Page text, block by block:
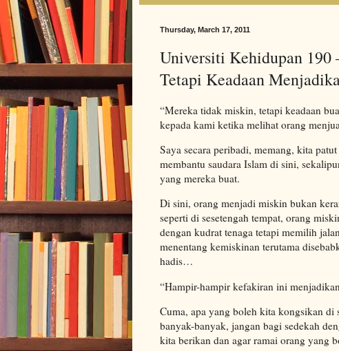
Thursday, March 17, 2011
Universiti Kehidupan
Tetapi Keadaan
“Mereka tidak miskin, tetapi keadaan
kepada kami ketika melihat orang
Saya secara peribadi, memang, kita
membantu saudara Islam di sini,
yang mereka buat.
Di sini, orang menjadi miskin bukan
seperti di sesetengah tempat, orang
dengan kudrat tenaga tetapi memilih
menentang kemiskinan terutama
hadis…
“Hampir-hampir kefakiran ini
Cuma, apa yang boleh kita kongsikan
banyak-banyak, jangan bagi sedekah
kita berikan dan agar ramai orang yang